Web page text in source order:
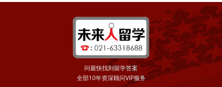
问最快找到留学答案
全部10年资深顾问VIP服务